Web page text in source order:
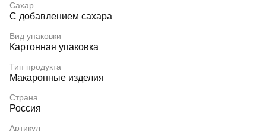
Сахар
С добавлением сахара
Вид упаковки
Картонная упаковка
Тип продукта
Макаронные изделия
Страна
Россия
Артикул